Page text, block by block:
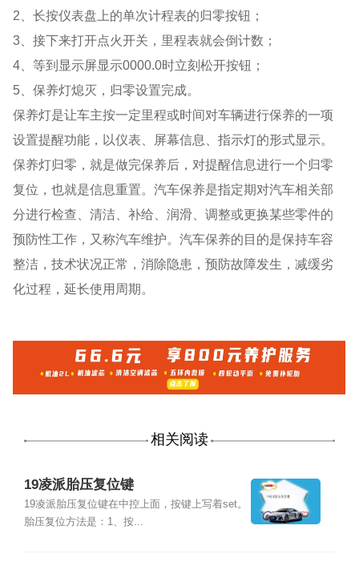
2、长按仪表盘上的单次计程表的归零按钮；
3、接下来打开点火开关，里程表就会倒计数；
4、等到显示屏显示0000.0时立刻松开按钮；
5、保养灯熄灭，归零设置完成。
保养灯是让车主按一定里程或时间对车辆进行保养的一项
设置提醒功能，以仪表、屏幕信息、指示灯的形式显示。
保养灯归零，就是做完保养后，对提醒信息进行一个归零
复位，也就是信息重置。汽车保养是指定期对汽车相关部
分进行检查、清洁、补给、润滑、调整或更换某些零件的
预防性工作，又称汽车维护。汽车保养的目的是保持车容
整洁，技术状况正常，消除隐患，预防故障发生，减缓劣
化过程，延长使用周期。
相关阅读
19凌派胎压复位键
19凌派胎压复位键在中控上面，按键上写着set。
胎压复位方法是：1、按...